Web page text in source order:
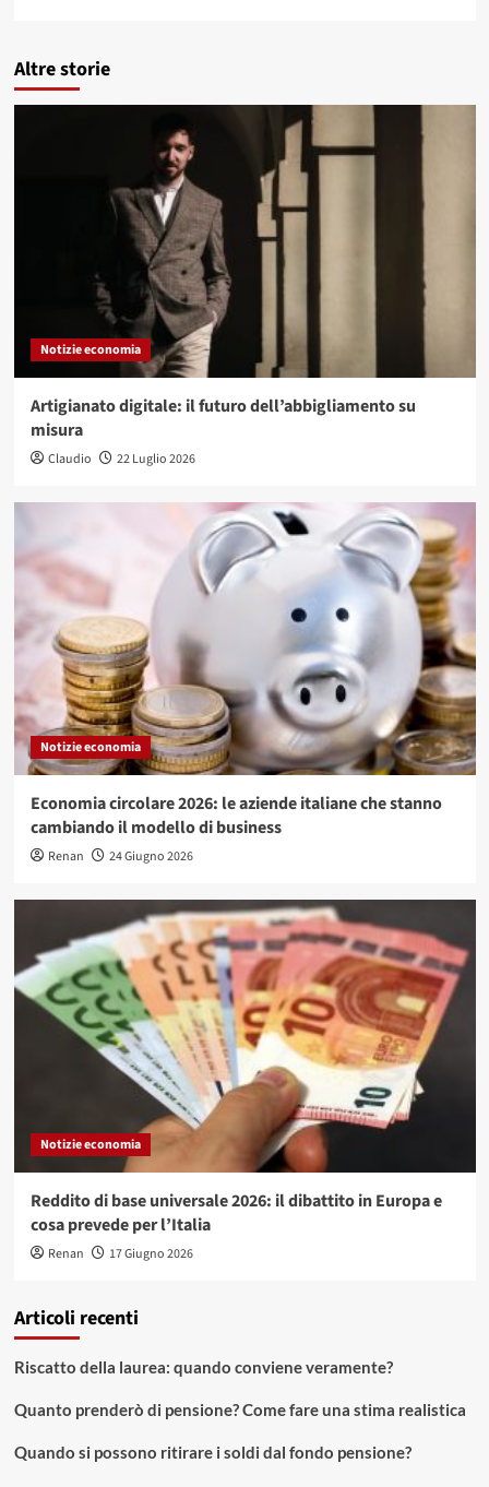
Altre storie
Notizie economia
Artigianato digitale: il futuro dell’abbigliamento su
misura
Claudio 22 Luglio 2026
Notizie economia
Economia circolare 2026: le aziende italiane che stanno
cambiando il modello di business
Renan 24 Giugno 2026
Notizie economia
Reddito di base universale 2026: il dibattito in Europa e
cosa prevede per l’Italia
Renan 17 Giugno 2026
Articoli recenti
Riscatto della laurea: quando conviene veramente?
Quanto prenderò di pensione? Come fare una stima realistica
Quando si possono ritirare i soldi dal fondo pensione?